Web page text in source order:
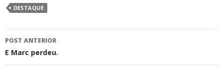
DESTAQUE
Navegação
de
POST ANTERIOR
E Marc perdeu.